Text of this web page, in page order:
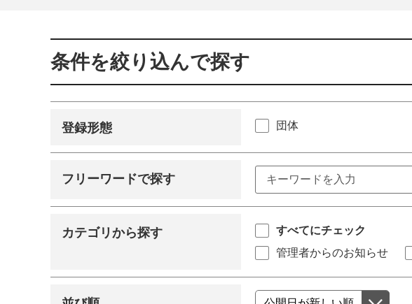
条件を絞り込んで探す
登録形態 団体
フリーワードで探す
カテゴリから探す
すべてにチェック
管理者からのお知らせ